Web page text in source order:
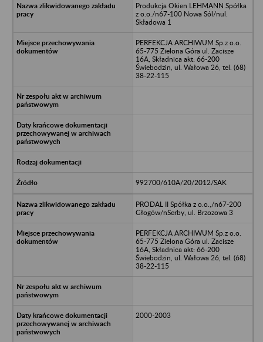
Produkcja Okien LEHMANN Spółka
z o.o./n67-100 Nowa Sól/nul.
Składowa 1
PERFEKCJA ARCHIWUM Sp.z o.o.
65-775 Zielona Góra ul. Zacisze
16A, Składnica akt: 66-200
Świebodzin, ul. Wałowa 26, tel. (68)
38-22-115
992700/610A/20/2012/SAK
PRODAL II Spółka z o.o.,/n67-200
Głogów/nSerby, ul. Brzozowa 3
PERFEKCJA ARCHIWUM Sp.z o.o.
65-775 Zielona Góra ul. Zacisze
16A, Składnica akt: 66-200
Świebodzin, ul. Wałowa 26, tel. (68)
38-22-115
2000-2003